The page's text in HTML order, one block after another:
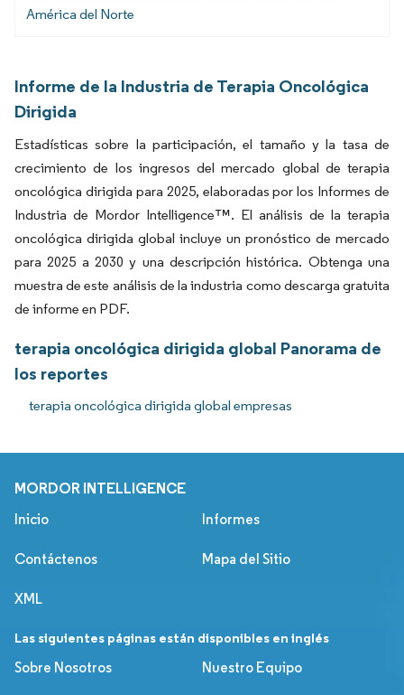
América del Norte
Informe de la Industria de Terapia Oncológica
Dirigida
Estadísticas sobre la participación, el tamaño y la tasa de
crecimiento de los ingresos del mercado global de terapia
oncológica dirigida para 2025, elaboradas por los Informes de
Industria de Mordor Intelligence™. El análisis de la terapia
oncológica dirigida global incluye un pronóstico de mercado
para 2025 a 2030 y una descripción histórica. Obtenga una
muestra de este análisis de la industria como descarga gratuita
de informe en PDF.
terapia oncológica dirigida global Panorama de
los reportes
terapia oncológica dirigida global empresas
MORDOR INTELLIGENCE
Inicio Informes
Contáctenos Mapa del Sitio
XML
Las siguientes páginas están disponibles en inglés
Sobre Nosotros
Nuestro Equipo